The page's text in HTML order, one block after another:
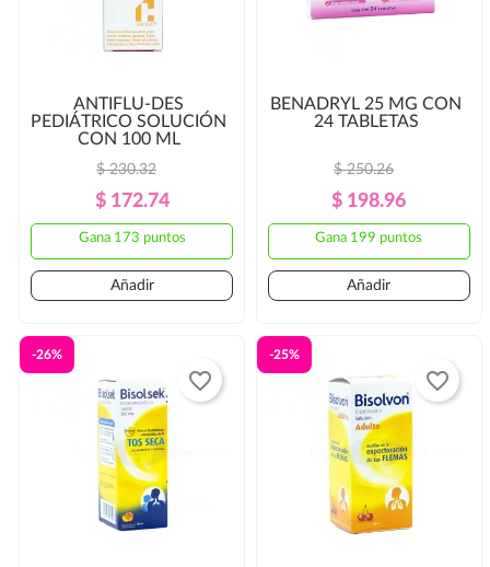
ANTIFLU-DES
PEDIÁTRICO SOLUCIÓN
CON 100 ML
Precio
Regular
$ 230.32
Precio
$ 172.74
Gana 173 puntos
Añadir
BENADRYL 25 MG CON
24 TABLETAS
Precio
Regular
$ 250.26
Precio
$ 198.96
Gana 199 puntos
Añadir
-26%
favorite_border
-25%
favorite_border